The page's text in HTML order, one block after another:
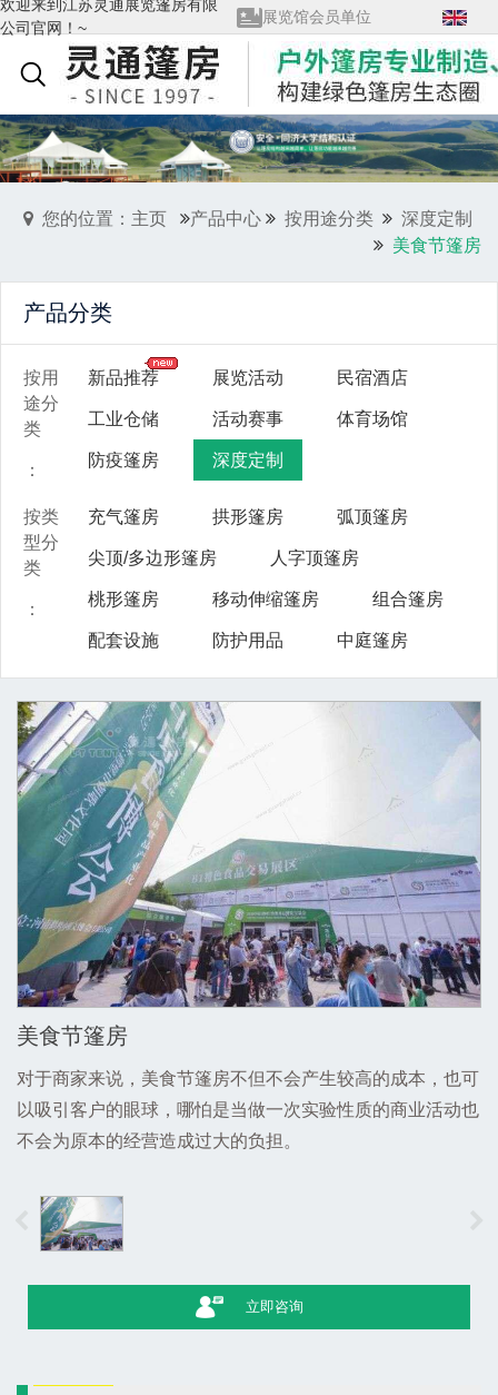
欢迎来到江苏灵通展览篷房有限
公司官网！~
质量管理体系证书
查看全部→
English
您的位置：主页 产品中心 按用途分类
深度定制
美食节篷房
产品分类
按用
途分
类
：
新品推荐 展览活动 民宿酒店
工业仓储 活动赛事 体育场馆
防疫篷房 深度定制
按类
型分
类
：
充气篷房 拱形篷房 弧顶篷房
尖顶/多边形篷房 人字顶篷房
桃形篷房 移动伸缩篷房 组合篷房
配套设施 防护用品 中庭篷房
美食节篷房
对于商家来说，美食节篷房不但不会产生较高的成本，也可
以吸引客户的眼球，哪怕是当做一次实验性质的商业活动也
不会为原本的经营造成过大的负担。
立即咨询